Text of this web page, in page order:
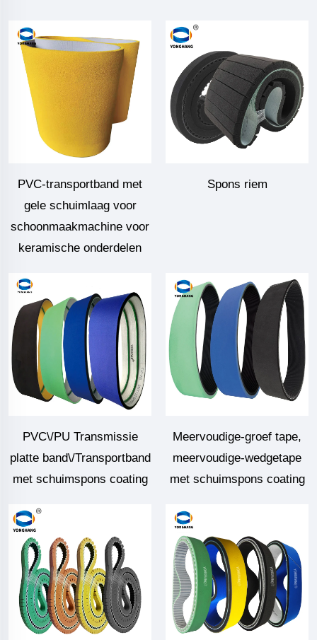
PVC-transportband met
gele schuimlaag voor
schoonmaakmachine voor
keramische onderdelen
Spons riem
PVC\/PU Transmissie
platte band\/Transportband
met schuimspons coating
Meervoudige-groef tape,
meervoudige-wedgetape
met schuimspons coating